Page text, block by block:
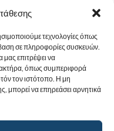
τεχνολογίες όπως
σε πληροφορίες συσκευών.
μας επιτρέψει να
όπως συμπεριφορά
τον ιστότοπο. Η μη
μπορεί να επηρεάσει αρνητικά